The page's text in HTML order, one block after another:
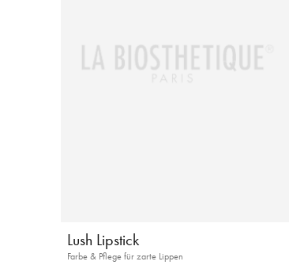
Lush Lipstick
Farbe & Pflege für zarte Lippen